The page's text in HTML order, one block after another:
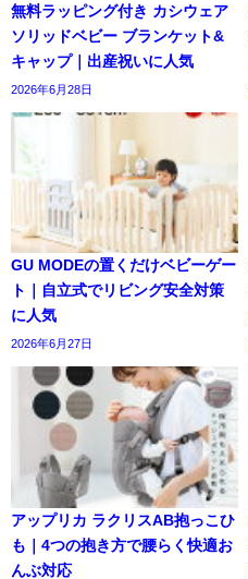
無料ラッピング付き カシウェア
ソリッドベビー ブランケット&
キャップ｜出産祝いに人気
2026年6月28日
GU MODEの置くだけベビーゲー
ト｜自立式でリビング安全対策
に人気
2026年6月27日
アップリカ ラクリスAB抱っこひ
も｜4つの抱き方で腰らく快適お
んぶ対応